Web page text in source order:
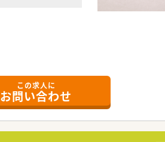
この求人に
お問い合わせ